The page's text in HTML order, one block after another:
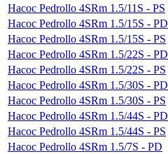
Насос Pedrollo 4SRm 1.5/11S - PS
Насос Pedrollo 4SRm 1.5/15S - PD
Насос Pedrollo 4SRm 1.5/15S - PS
Насос Pedrollo 4SRm 1.5/22S - PD
Насос Pedrollo 4SRm 1.5/22S - PS
Насос Pedrollo 4SRm 1.5/30S - PD
Насос Pedrollo 4SRm 1.5/30S - PS
Насос Pedrollo 4SRm 1.5/44S - PD
Насос Pedrollo 4SRm 1.5/44S - PS
Насос Pedrollo 4SRm 1.5/7S - PD